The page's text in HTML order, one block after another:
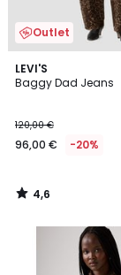
Outlet
LEVI'S
Baggy Dad Jeans
€
Statt
€
20%
angewendet.
120,00 €
96,00 € -20%
4,6
/ 5
4,6
/